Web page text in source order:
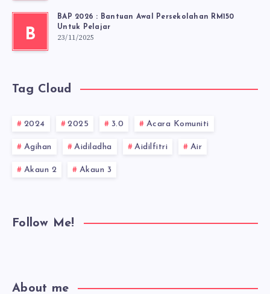
B
BAP 2026 : Bantuan Awal Persekolahan RM150
Untuk Pelajar
23/11/2025
Tag Cloud
2024 2025 3.0 Acara Komuniti
Agihan Aidiladha Aidilfitri Air
Akaun 2 Akaun 3
Follow Me!
About me